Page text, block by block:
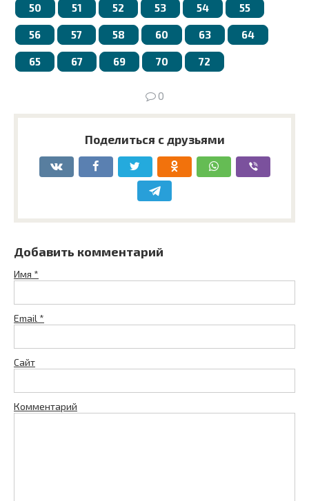
50 51 52 53 54 55
56 57 58 60 63 64
65 67 69 70 72
0
Поделиться с друзьями
Добавить комментарий
Имя *
Email *
Сайт
Комментарий